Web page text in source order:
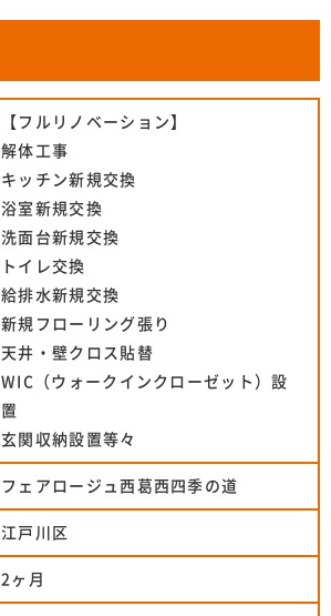
【フルリノベーション】
解体工事
キッチン新規交換
浴室新規交換
洗面台新規交換
トイレ交換
給排水新規交換
新規フローリング張り
天井・壁クロス貼替
WIC（ウォークインクローゼット）設
置
玄関収納設置等々
フェアロージュ西葛西四季の道
江戸川区
2ヶ月